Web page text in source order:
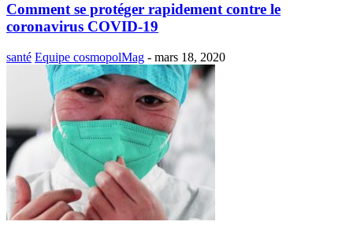
Comment se protéger rapidement contre le
coronavirus COVID-19
santé Equipe cosmopolMag - mars 18, 2020